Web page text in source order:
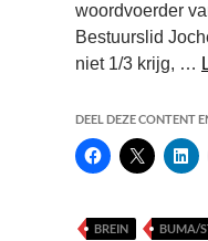
woordvoerder
Bestuurslid
niet 1/3 krijg, …
DEEL DEZE CONTENT
BREIN BUMA/